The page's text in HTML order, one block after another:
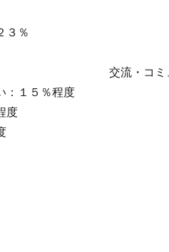
％
０％程度 交流・コミュ
％程度